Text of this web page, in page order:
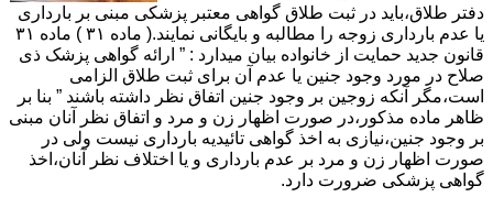
دفتر طلاق،باید در ثبت طلاق گواهی معتبر پزشکی مبنی بر بارداری
یا عدم بارداری زوجه را مطالبه و بایگانی نمایند.( ماده ۳۱ ) ماده ۳۱
قانون جدید حمایت از خانواده بیان میدارد : ” ارائه گواهی پزشک ذی
صلاح در مورد وجود جنین یا عدم آن برای ثبت طلاق الزامی
است،مگر آنکه زوجین بر وجود جنین اتفاق نظر داشته باشند ” بنا بر
ظاهر ماده مذکور،در صورت اظهار زن و مرد و اتفاق نظر آنان مبنی
بر وجود جنین،نیازی به اخذ گواهی تائیدیه بارداری نیست ولی در
صورت اظهار زن و مرد بر عدم بارداری و یا اختلاف نظر آنان،اخذ
گواهی پزشکی ضرورت دارد.